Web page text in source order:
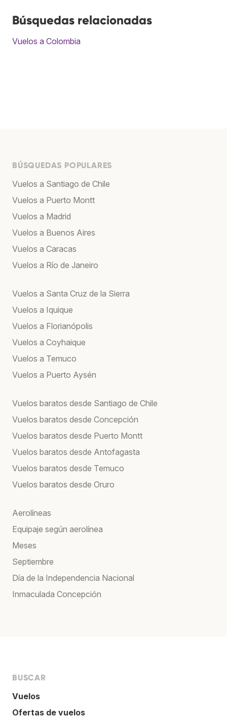
Búsquedas relacionadas
Vuelos a Colombia
BÚSQUEDAS POPULARES
Vuelos a Santiago de Chile
Vuelos a Puerto Montt
Vuelos a Madrid
Vuelos a Buenos Aires
Vuelos a Caracas
Vuelos a Río de Janeiro
Vuelos a Santa Cruz de la Sierra
Vuelos a Iquique
Vuelos a Florianópolis
Vuelos a Coyhaique
Vuelos a Temuco
Vuelos a Puerto Aysén
Vuelos baratos desde Santiago de Chile
Vuelos baratos desde Concepción
Vuelos baratos desde Puerto Montt
Vuelos baratos desde Antofagasta
Vuelos baratos desde Temuco
Vuelos baratos desde Oruro
Aerolíneas
Equipaje según aerolínea
Meses
Septiembre
Día de la Independencia Nacional
Inmaculada Concepción
BUSCAR
Vuelos
Ofertas de vuelos